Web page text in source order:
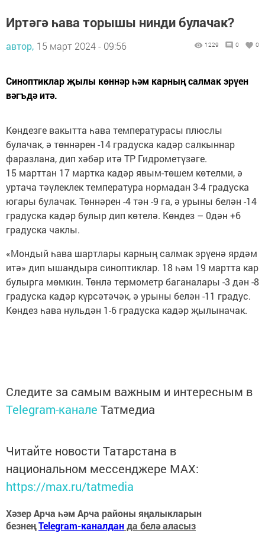
Иртәгә һава торышы нинди булачак?
автор, 15 март 2024 - 09:56 1229 0 0
Синоптиклар җылы көннәр һәм карның салмак эрүен
вәгъдә итә.
Көндезге вакытта һава температурасы плюслы
булачак, ә төннәрен -14 градуска кадәр салкыннар
фаразлана, дип хәбәр итә ТР Гидрометүзәге.
15 марттан 17 мартка кадәр явым-төшем көтелми, ә
уртача тәүлеклек температура нормадан 3-4 градуска
югары булачак. Төннәрен -4 тән -9 га, ә урыны белән -14
градуска кадәр булыр дип көтелә. Көндез – 0дән +6
градуска чаклы.
«Мондый һава шартлары карның салмак эрүенә ярдәм
итә» дип ышандыра синоптиклар. 18 һәм 19 мартта кар
булырга мөмкин. Төнлә термометр баганалары -3 дән -8
градуска кадәр күрсәтәчәк, ә урыны белән -11 градус.
Көндез һава нульдән 1-6 градуска кадәр җылыначак.
Следите за самым важным и интересным в
Telegram-канале Татмедиа
Читайте новости Татарстана в
национальном мессенджере MАХ:
https://max.ru/tatmedia
Хәзер Арча һәм Арча районы яңалыкларын
безнеңTelegram-каналданда белә аласыз